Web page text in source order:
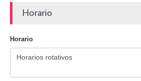
Horario
Horario